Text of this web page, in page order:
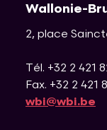
Wallonie-
2, place
Tél. +32 2 421
Fax. +32 2 421
wbi@wbi.be